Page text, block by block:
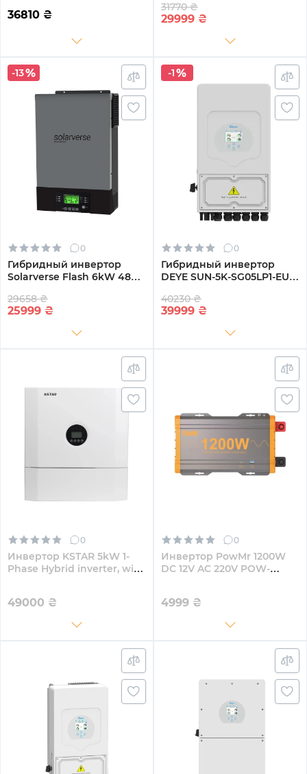
Однофазный
(SV5048UPSR)
36810 ₴
Однофазный
(SV6048UPSW)
31770 ₴
29999 ₴
-13
0
Гибридный инвертор
Solarverse Flash 6kW 48V 1
(SV6048FH)
29658 ₴
25999 ₴
-1
0
Гибридный инвертор
DEYE SUN-5K-SG05LP1-EU-
220V Однофазный (SUN-
5K-SG05LP1-EU-AM2-P)
40230 ₴
39999 ₴
0
Инвертор KSTAR 5kW 1-
Phase Hybrid inverter, with
49000 ₴
0
Инвертор PowMr 1200W
DC 12V AC 220V POW-
4999 ₴